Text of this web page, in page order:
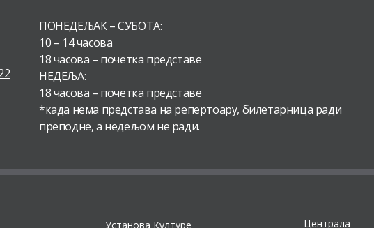
ПОНЕДЕЉАК – СУБОТА:
10 – 14 часова
18 часова – почетка представе
НЕДЕЉА:
18 часова – почетка представе
*када нема представа на репертоару, билетарница ради
преподне, а недељом не ради.
Установа Културе Централа